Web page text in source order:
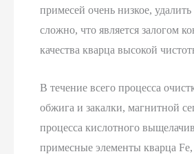
примесей очень низкое,
сложно, что является залогом
качества кварца высокой
В течение всего процесса
обжига и закалки, магнитной
процесса кислотного
примесные элементы кварца